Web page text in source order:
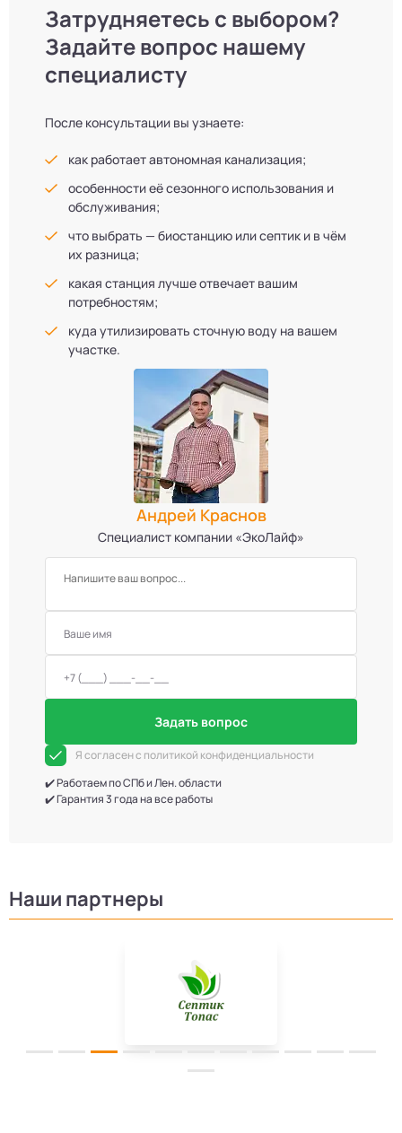
Затрудняетесь с выбором?
Задайте вопрос нашему
специалисту
После консультации вы узнаете:
как работает автономная канализация;
особенности её сезонного использования и
обслуживания;
что выбрать — биостанцию или септик и в чём
их разница;
какая станция лучше отвечает вашим
потребностям;
куда утилизировать сточную воду на вашем
участке.
Андрей Краснов
Специалист компании «ЭкоЛайф»
Задать вопрос
Я согласен с политикой конфиденциальности
✔️ Работаем по СПб и Лен. области
✔️ Гарантия 3 года на все работы
Наши партнеры